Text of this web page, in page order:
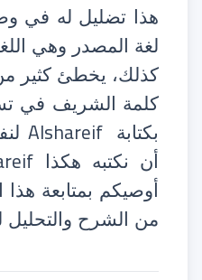
هذا تضليل له في
لغة المصدر وهي
كذلك، يخطئ كثير
كلمة الشريف في
بكتابة
Alshareif
أن نكتبه هكذا
أوصيكم بمتابعة هذا
من الشرح والتحليل